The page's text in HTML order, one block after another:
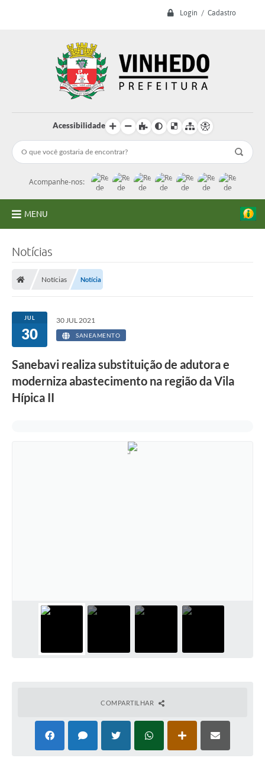
Login / Cadastro
Acessibilidade
Acompanhe-nos:
MENU
Licitações
Transparência
Concursos e Processos Seletivos
Associação dos Servidores Públicos Municipais de
Vinhedo
Notícias
Notícias Notícia
JUL
30
30 JUL 2021
SANEAMENTO
Sanebavi realiza substituição de adutora e
moderniza abastecimento na região da Vila
Hípica II
COMPARTILHAR